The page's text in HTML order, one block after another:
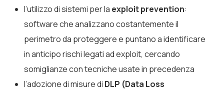
l’utilizzo di sistemi per la exploit prevention:
software che analizzano costantemente il
perimetro da proteggere e puntano a identificare
in anticipo rischi legati ad exploit, cercando
somiglianze con tecniche usate in precedenza
l’adozione di misure di DLP (Data Loss